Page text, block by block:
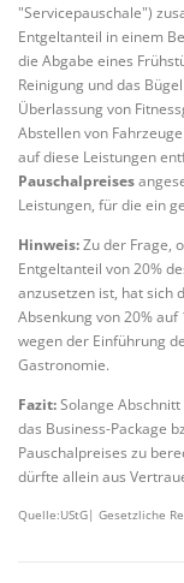
"Servicepauschale")
Entgeltanteil in einem
die Abgabe eines
Reinigung und das
Überlassung von
Abstellen von
auf diese Leistungen
Pauschalpreises
Leistungen, für die ein
Hinweis:Zu der Frage,
Entgeltanteil von 20%
anzusetzen ist, hat sich
Absenkung von 20%
wegen der Einführung
Gastronomie.
Fazit:Solange
das Business-Package
Pauschalpreises zu
dürfte allein aus
Quelle:UStG| Gesetzliche